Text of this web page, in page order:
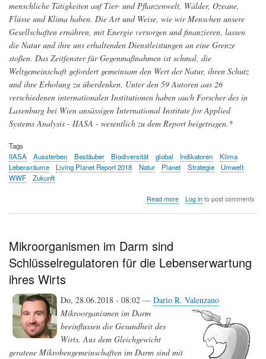
menschliche Tätigkeiten auf Tier- und Pflanzenwelt, Wälder, Ozeane,
Flüsse und Klima haben. Die Art und Weise, wie wir Menschen unsere
Gesellschaften ernähren, mit Energie versorgen und finanzieren, lassen
die Natur und ihre uns erhaltenden Dienstleistungen an eine Grenze
stoßen. Das Zeitfenster für Gegenmaßnahmen ist schmal, die
Weltgemeinschaft gefordert gemeinsam den Wert der Natur, ihren Schutz
und ihre Erholung zu überdenken. Unter den 59 Autoren aus 26
verschiedenen internationalen Institutionen haben auch Forscher des in
Laxenburg bei Wien ansässigen International Institute for Applied
Systems Analysis - IIASA - wesentlich zu dem Report beigetragen.*
Tags
IIASA
Aussterben Bestäuber Biodiversität global Indikatoren
Klima
Lebensräume
Living Planet Report 2018 Natur Planet Strategie
Umwelt
WWF
Zukunft
Read moreabout
nicht
Der
Living
(WWF)
Log into post comments
Mikroorganismen im Darm sind
Schlüsselregulatoren für die Lebenserwartung
ihres Wirts
Do, 28.06.2018 - 08:02 — Dario R. Valenzano
Mikroorganismen im Darm
beeinflussen die Gesundheit des
Wirts. Aus dem Gleichgewicht
geratene Mikrobengemeinschaften im Darm sind mit